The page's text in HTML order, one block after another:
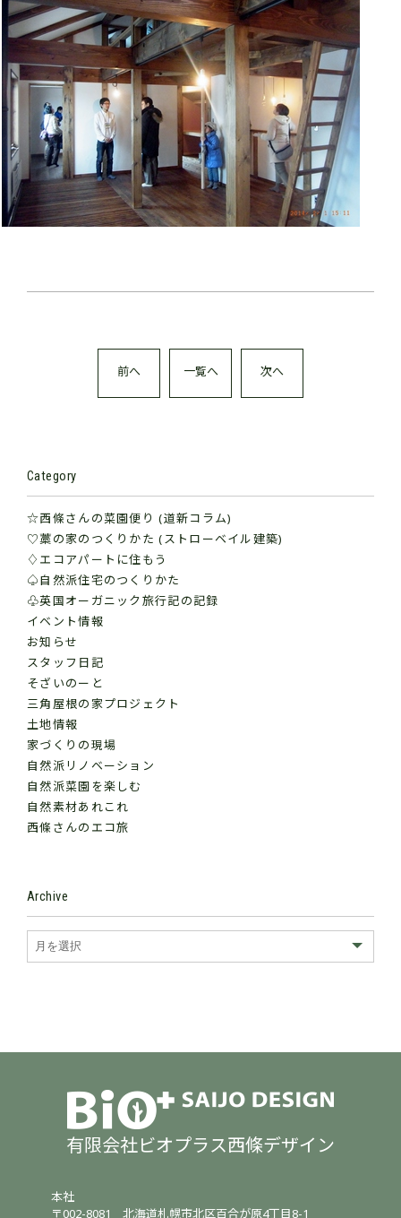
前へ 一覧へ 次へ
Category
☆西條さんの菜園便り (道新コラム)
♡藁の家のつくりかた (ストローベイル建築)
♢エコアパートに住もう
♤自然派住宅のつくりかた
♧英国オーガニック旅行記の記録
イベント情報
お知らせ
スタッフ日記
そざいのーと
三角屋根の家プロジェクト
土地情報
家づくりの現場
自然派リノベーション
自然派菜園を楽しむ
自然素材あれこれ
西條さんのエコ旅
Archive
有限会社ビオプラス西條デザイン
本社